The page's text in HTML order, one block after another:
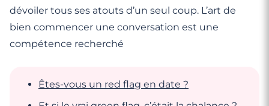
dévoiler tous ses atouts d’un seul coup. L’art de
bien commencer une conversation est une
compétence recherché
Êtes-vous un red flag en date ?